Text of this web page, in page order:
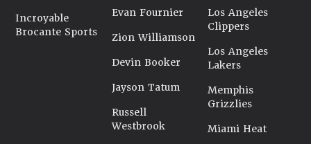
Incroyable
Brocante Sports
Evan Fournier
Zion Williamson
Devin Booker
Jayson Tatum
Russell
Westbrook
Los Angeles
Clippers
Los Angeles
Lakers
Memphis
Grizzlies
Miami Heat